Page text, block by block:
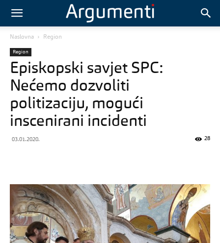
Naslovna Region
Region
Episkopski savjet SPC:
Nećemo dozvoliti
politizaciju, mogući
inscenirani incidenti
03.01.2020. 28